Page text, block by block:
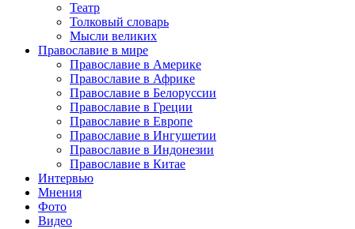
Театр
Толковый словарь
Мысли великих
Православие в мире
Православие в Америке
Православие в Африке
Православие в Белоруссии
Православие в Греции
Православие в Европе
Православие в Ингушетии
Православие в Индонезии
Православие в Китае
Интервью
Мнения
Фото
Видео